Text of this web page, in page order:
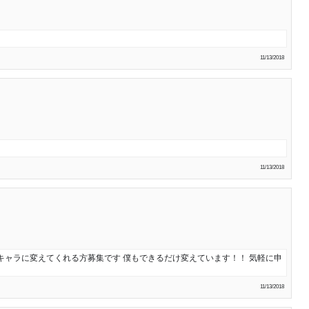
11/13/2018
11/13/2018
ラに変えてくれる方募集です 僕もできるだけ変えています！！ 気軽に申
11/13/2018